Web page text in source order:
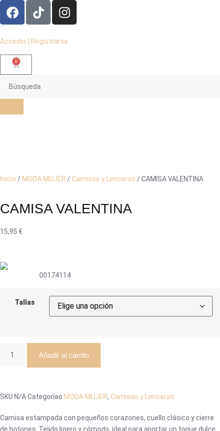
Acceder | Registrarse
0
Inicio / MODA MUJER /Camisas y Lenceras / CAMISA VALENTINA
CAMISA VALENTINA
15,95 €
00174114
Tallas
Añadir al carrito
SKU N/ACategorías MODA MUJER, Camisas y Lenceras
Camisa estampada con pequeños corazones, cuello clásico y cierre
de botones. Tejido ligero y cómodo, ideal para aportar un toque dulce